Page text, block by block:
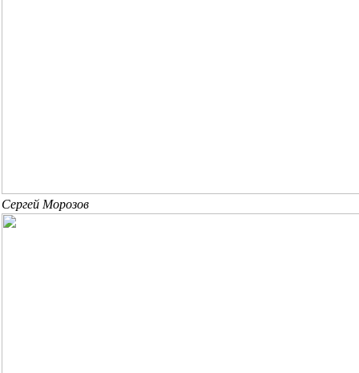
Сергей Морозов